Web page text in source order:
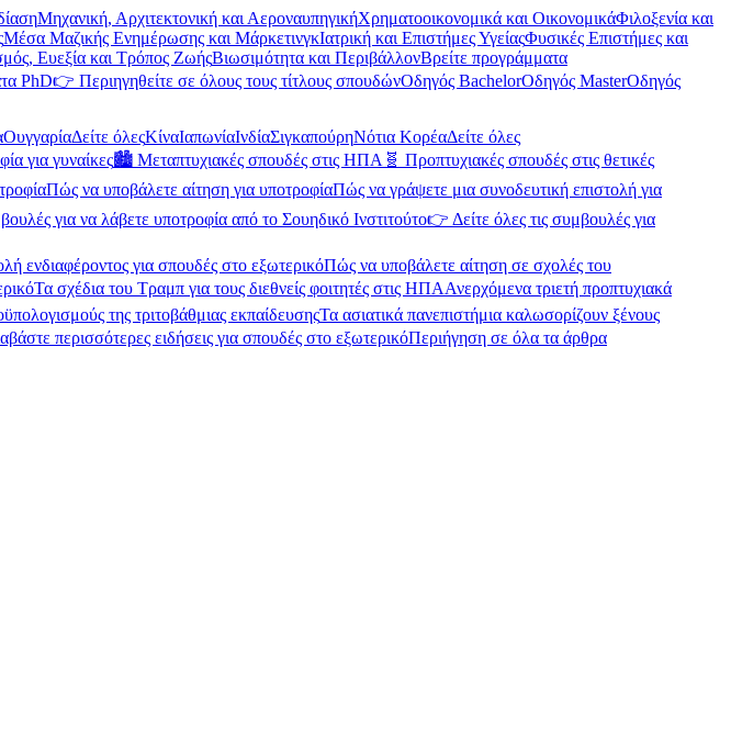
Μηχανική, Αρχιτεκτονική και ΑεροναυπηγικήΧρηματοοικονομικά και ΟικονομικάΦιλοξενία και
Μέσα Μαζικής Ενημέρωσης και ΜάρκετινγκΙατρική και Επιστήμες ΥγείαςΦυσικές Επιστήμες και
Ευεξία και Τρόπος ΖωήςΒιωσιμότητα και ΠεριβάλλονΒρείτε προγράμματα
PhD👉 Περιηγηθείτε σε όλους τους τίτλους σπουδώνΟδηγός BachelorΟδηγός MasterΟδηγός
ΟυγγαρίαΔείτε όλεςΚίναΙαπωνίαΙνδίαΣιγκαπούρηΝότια ΚορέαΔείτε όλες
για γυναίκες🏙️ Μεταπτυχιακές σπουδές στις ΗΠΑ 🧬 Προπτυχιακές σπουδές στις θετικές
Πώς να υποβάλετε αίτηση για υποτροφίαΠώς να γράψετε μια συνοδευτική επιστολή για
για να λάβετε υποτροφία από το Σουηδικό Ινστιτούτο👉 Δείτε όλες τις συμβουλές για
ενδιαφέροντος για σπουδές στο εξωτερικόΠώς να υποβάλετε αίτηση σε σχολές του
Τα σχέδια του Τραμπ για τους διεθνείς φοιτητές στις ΗΠΑΑνερχόμενα τριετή προπτυχιακά
της τριτοβάθμιας εκπαίδευσηςΤα ασιατικά πανεπιστήμια καλωσορίζουν ξένους
περισσότερες ειδήσεις για σπουδές στο εξωτερικόΠεριήγηση σε όλα τα άρθρα